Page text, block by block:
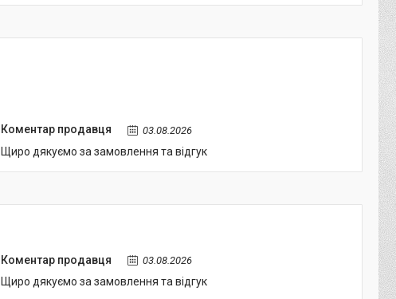
Коментар продавця 03.08.2026
Щиро дякуємо за замовлення та відгук
Коментар продавця 03.08.2026
Щиро дякуємо за замовлення та відгук